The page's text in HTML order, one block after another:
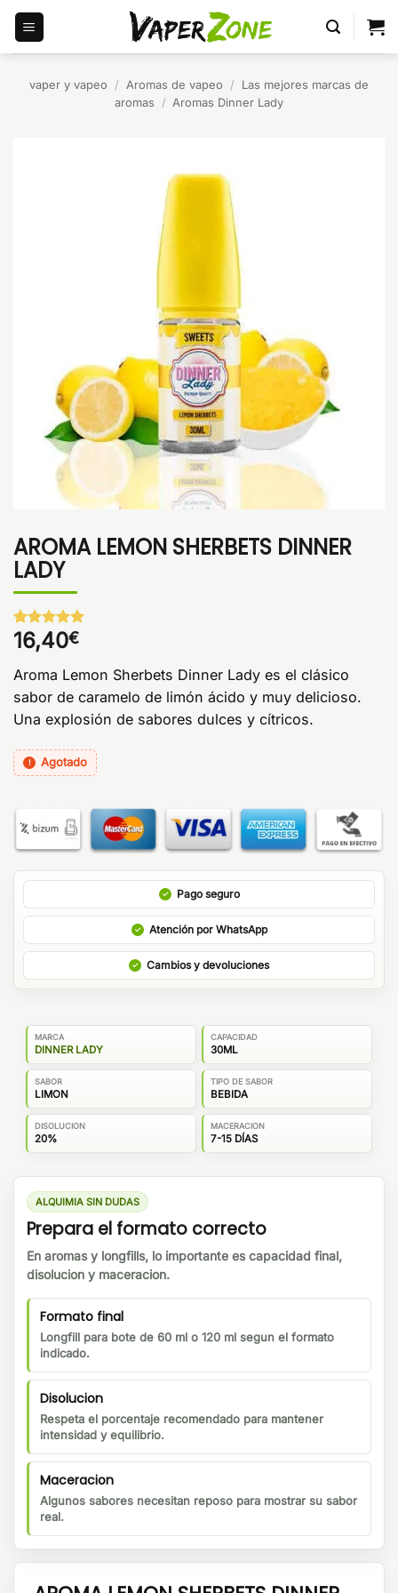
Saltar
contenido
vaper y vapeo / Aromas de vapeo /
Las mejores marcas de
aromas
/ Aromas Dinner Lady
AROMA LEMON SHERBETS DINNER
LADY
Valorado
con
de 5
1
valoración
de un
16,40€
Aroma Lemon Sherbets Dinner Lady es el clásico
sabor de caramelo de limón ácido y muy delicioso.
Una explosión de sabores dulces y cítricos.
Agotado
Pago seguro
Atención por WhatsApp
Cambios y devoluciones
MARCA
DINNER LADY
CAPACIDAD
30ML
SABOR
LIMON
TIPO DE SABOR
BEBIDA
DISOLUCION
20%
MACERACION
7-15 DÍAS
ALQUIMIA SIN DUDAS
Prepara el formato correcto
En aromas y longfills, lo importante es capacidad final,
disolucion y maceracion.
Formato final
Longfill para bote de 60 ml o 120 ml segun el formato
indicado.
Disolucion
Respeta el porcentaje recomendado para mantener
intensidad y equilibrio.
Maceracion
Algunos sabores necesitan reposo para mostrar su sabor
real.